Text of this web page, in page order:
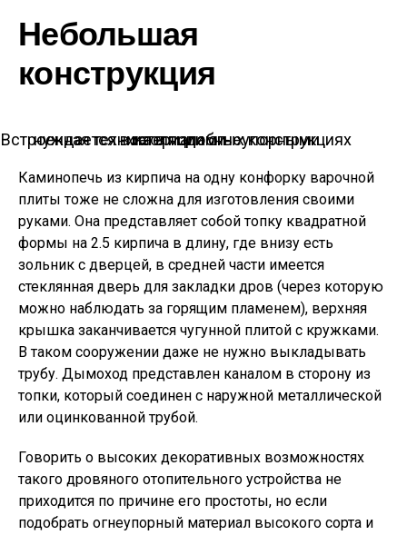
Небольшая
конструкция
Встроенная техника в подобных конструкциях нуждается в изоляции огнеупорными материалами
Каминопечь из кирпича на одну конфорку варочной
плиты тоже не сложна для изготовления своими
руками. Она представляет собой топку квадратной
формы на 2.5 кирпича в длину, где внизу есть
зольник с дверцей, в средней части имеется
стеклянная дверь для закладки дров (через которую
можно наблюдать за горящим пламенем), верхняя
крышка заканчивается чугунной плитой с кружками.
В таком сооружении даже не нужно выкладывать
трубу. Дымоход представлен каналом в сторону из
топки, который соединен с наружной металлической
или оцинкованной трубой.
Говорить о высоких декоративных возможностях
такого дровяного отопительного устройства не
приходится по причине его простоты, но если
подобрать огнеупорный материал высокого сорта и